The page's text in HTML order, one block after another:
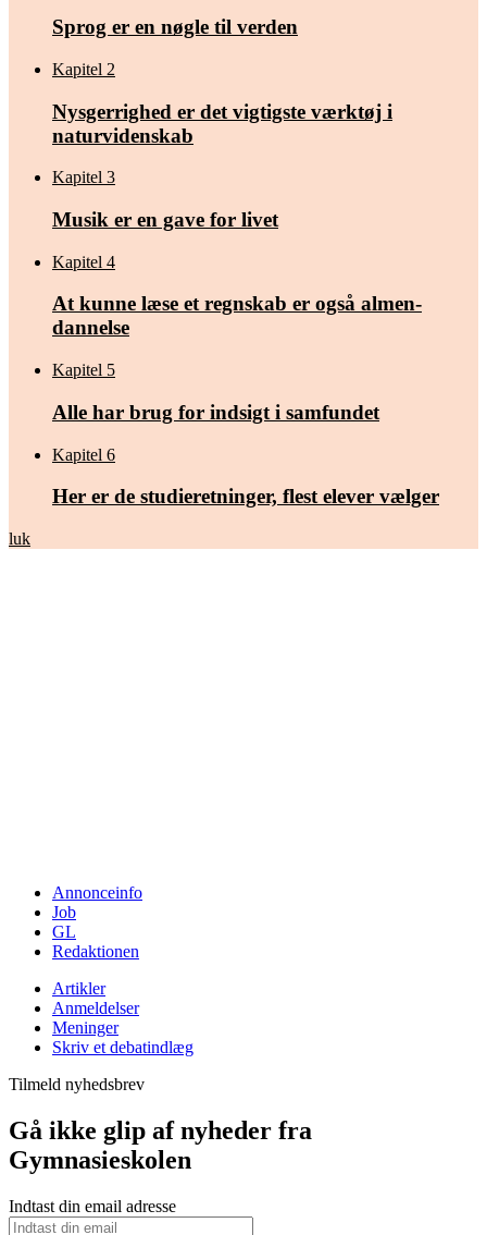
Sprog er en nøgle til ­verden
Kapitel 2
­Nysgerrighed er det ­vigtigste værktøj i
naturvidenskab
Kapitel 3
Musik er en gave for livet
Kapitel 4
At kunne læse et regnskab er også almen­
dannelse
Kapitel 5
Alle har brug for indsigt i samfundet
Kapitel 6
Her er de studieretninger, flest elever vælger
luk
Annonceinfo
Job
GL
Redaktionen
Artikler
Anmeldelser
Meninger
Skriv et debatindlæg
Tilmeld nyhedsbrev
Gå ikke glip af nyheder fra
Gymnasieskolen
Indtast din email adresse